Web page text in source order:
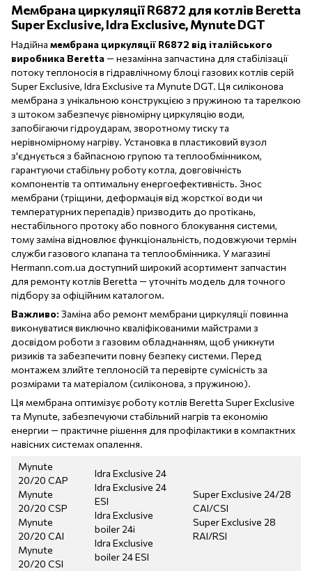
Мембрана циркуляції R6872 для котлів Beretta
Super Exclusive, Idra Exclusive, Mynute DGT
Надійна мембрана циркуляції R6872 від італійського
виробника Beretta— незамінна запчастина для стабілізації
потоку теплоносія в гідравлічному блоці газових котлів серій
Super Exclusive, Idra Exclusive та Mynute DGT. Ця силіконова
мембрана з унікальною конструкцією з пружиною та тарелкою
з штоком забезпечує рівномірну циркуляцію води,
запобігаючи гідроударам, зворотному тиску та
нерівномірному нагріву. Установка в пластиковий вузол
з'єднується з байпасною групою та теплообмінником,
гарантуючи стабільну роботу котла, довговічність
компонентів та оптимальну енергоефективність. Знос
мембрани (тріщини, деформація від жорсткої води чи
температурних перепадів) призводить до протікань,
нестабільного протоку або повного блокування системи,
тому заміна відновлює функціональність, подовжуючи термін
служби газового клапана та теплообмінника. У магазині
Hermann.com.ua доступний широкий асортимент запчастин
для ремонту котлів Beretta — уточніть модель для точного
підбору за офіційним каталогом.
Важливо: Заміна або ремонт мембрани циркуляції повинна
виконуватися виключно кваліфікованими майстрами з
досвідом роботи з газовим обладнанням, щоб уникнути
ризиків та забезпечити повну безпеку системи. Перед
монтажем злийте теплоносій та перевірте сумісність за
розмірами та матеріалом (силіконова, з пружиною).
Ця мембрана оптимізує роботу котлів Beretta Super Exclusive
та Mynute, забезпечуючи стабільний нагрів та економію
енергии — практичне рішення для профілактики в компактних
навісних системах опалення.
Mynute
20/20 CAP
Mynute
20/20 CSP
Mynute
20/20 CAI
Mynute
20/20 CSI
Idra Exclusive 24
Idra Exclusive 24
ESI
Idra Exclusive
boiler 24i
Idra Exclusive
boiler 24 ESI
Super Exclusive 24/28
CAI/CSI
Super Exclusive 28
RAI/RSI